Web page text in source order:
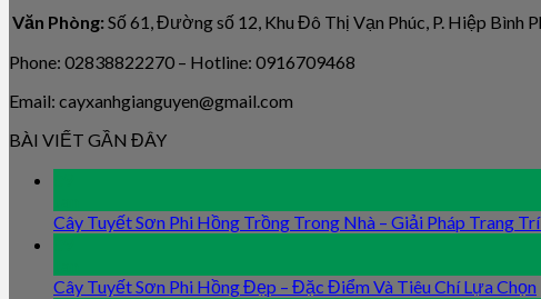
Văn Phòng: Số 61, Đường số 12, Khu Đô Thị Vạn Phúc, P. Hiệp Bình
Phone: 02838822270 – Hotline: 0916709468
Email: cayxanhgianguyen@gmail.com
BÀI VIẾT GẦN ĐÂY
Cây Tuyết Sơn Phi Hồng Trồng Trong Nhà – Giải Pháp Trang
Cây Tuyết Sơn Phi Hồng Đẹp – Đặc Điểm Và Tiêu Chí Lựa Chọn